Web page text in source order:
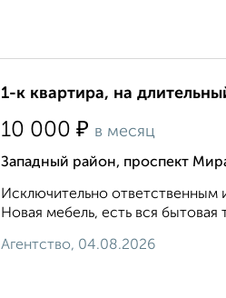
1-к квартира, на
10 000 ₽ в месяц
Западный район, проспект
Исключительно ответственным
Новая мебель, есть вся
Агентство, 04.08.2026